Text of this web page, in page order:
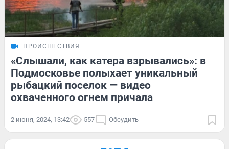
ПРОИСШЕСТВИЯ
«Слышали, как катера взрывались»: в
Подмосковье полыхает уникальный
рыбацкий поселок — видео
охваченного огнем причала
2 июня, 2024, 13:42 557 Обсудить